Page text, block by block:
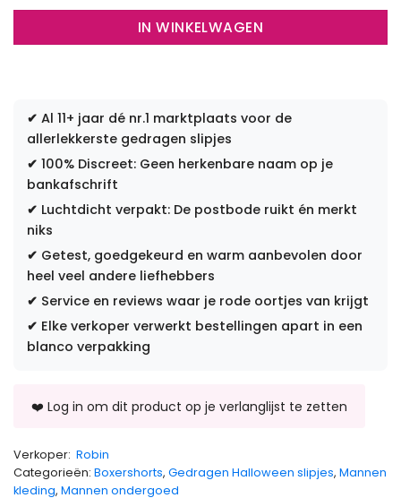
IN WINKELWAGEN
✔ Al 11+ jaar dé nr.1 marktplaats voor de
allerlekkerste gedragen slipjes
✔ 100% Discreet: Geen herkenbare naam op je
bankafschrift
✔ Luchtdicht verpakt: De postbode ruikt én merkt
niks
✔ Getest, goedgekeurd en warm aanbevolen door
heel veel andere liefhebbers
✔ Service en reviews waar je rode oortjes van krijgt
✔ Elke verkoper verwerkt bestellingen apart in een
blanco verpakking
Verkoper: Robin
Categorieën: Boxershorts, Gedragen Halloween slipjes, Mannen
kleding, Mannen ondergoed